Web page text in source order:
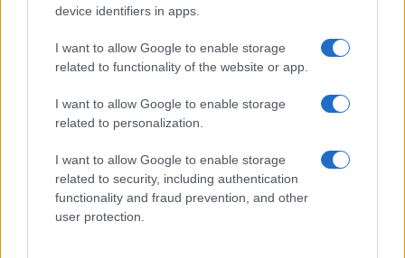
device identifiers in apps.
I want to allow Google to enable storage
related to functionality of the website or app.
I want to allow Google to enable storage
related to personalization.
I want to allow Google to enable storage
related to security, including authentication
functionality and fraud prevention, and other
user protection.